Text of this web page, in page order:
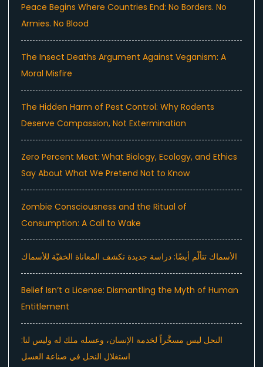
Peace Begins Where Countries End: No Borders. No
Armies. No Blood
The Insect Deaths Argument Against Veganism: A
Moral Misfire
The Hidden Harm of Pest Control: Why Rodents
Deserve Compassion, Not Extermination
Zero Percent Meat: What Biology, Ecology, and Ethics
Say About What We Pretend Not to Know
Zombie Consciousness and the Ritual of
Consumption: A Call to Wake
الأسماك تتألّم أيضًا: دراسة جديدة تكشف المعاناة الخفيّة للأسماك
Belief Isn’t a License: Dismantling the Myth of Human
Entitlement
النحل ليس مسخَّراً لخدمة الإنسان، وعسله ملك له وليس لنا:
استغلال النحل في صناعة العسل